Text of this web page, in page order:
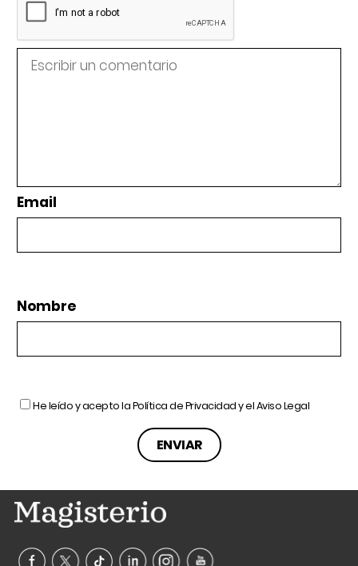
Email
Nombre
He leído y acepto laPolítica de Privacidady elAviso Legal